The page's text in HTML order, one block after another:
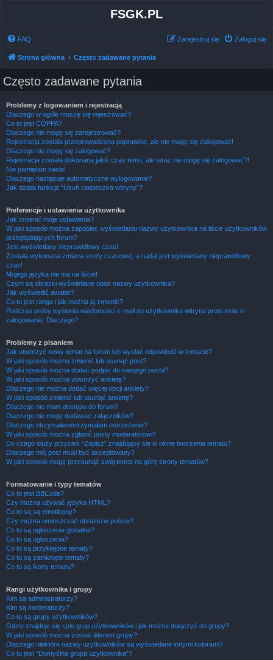
FSGK.PL
FAQ Zaloguj się
Zarejestruj się
Strona główna Często zadawane pytania
Często zadawane pytania
Problemy z logowaniem i rejestracją
Dlaczego w ogóle muszę się rejestrować?
Co to jest COPPA?
Dlaczego nie mogę się zarejestrować?
Rejestracja została przeprowadzona poprawnie, ale nie mogę się zalogować!
Dlaczego nie mogę się zalogować?
Rejestracja została dokonana jakiś czas temu, ale teraz nie mogę się zalogować?!
Nie pamiętam hasła!
Dlaczego następuje automatyczne wylogowanie?
Jak działa funkcja “Usuń ciasteczka witryny”?
Preferencje i ustawienia użytkownika
Jak zmienić moje ustawienia?
W jaki sposób można zapobiec wyświetlaniu nazwy użytkownika na liście użytkowników
przeglądających forum?
Jest wyświetlany nieprawidłowy czas!
Została wykonana zmiana strefy czasowej, a nadal jest wyświetlany nieprawidłowy
czas!
Mojego języka nie ma na liście!
Czym są obrazki wyświetlane obok nazwy użytkownika?
Jak wyświetlić awatar?
Co to jest ranga i jak można ją zmienić?
Podczas próby wysłania wiadomości e-mail do użytkownika witryna prosi mnie o
zalogowanie. Dlaczego?
Problemy z pisaniem
Jak utworzyć nowy temat na forum lub wysłać odpowiedź w temacie?
W jaki sposób można zmienić lub usunąć post?
W jaki sposób można dodać podpis do swojego posta?
W jaki sposób można utworzyć ankietę?
Dlaczego nie można dodać więcej opcji ankiety?
W jaki sposób zmienić lub usunąć ankietę?
Dlaczego nie mam dostępu do forum?
Dlaczego nie mogę dodawać załączników?
Dlaczego otrzymałem/otrzymałam ostrzeżenie?
W jaki sposób można zgłosić posty moderatorowi?
Do czego służy przycisk “Zapisz” znajdujący się w oknie tworzenia tematu?
Dlaczego mój post musi być akceptowany?
W jaki sposób mogę przesunąć swój temat na górę strony tematów?
Formatowanie i typy tematów
Co to jest BBCode?
Czy można używać języka HTML?
Co to są są emotikony?
Czy można umieszczać obrazki w poście?
Co to są ogłoszenia globalne?
Co to są ogłoszenia?
Co to są przyklejone tematy?
Co to są zamknięte tematy?
Co to są ikony tematu?
Rangi użytkownika i grupy
Kim są administratorzy?
Kim są moderatorzy?
Co to są grupy użytkowników?
Gdzie znajduje się spis grup użytkowników i jak można dołączyć do grupy?
W jaki sposób można zostać liderem grupy?
Dlaczego niektóre nazwy użytkowników są wyświetlane innymi kolorami?
Co to jest “Domyślna grupa użytkownika”?